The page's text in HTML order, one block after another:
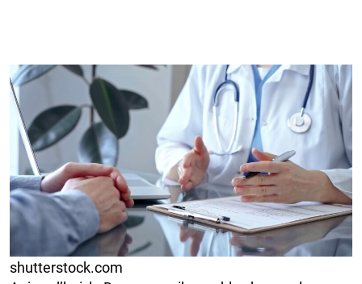
shutterstock.com